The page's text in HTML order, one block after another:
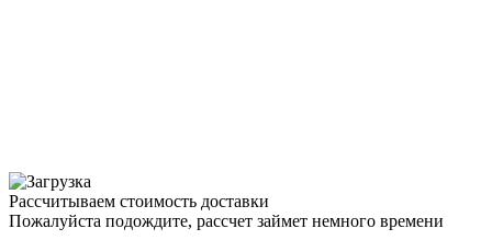
Рассчитываем стоимость доставки
Пожалуйста подождите, рассчет займет немного времени